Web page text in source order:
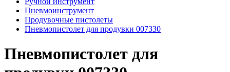
Пнeвмoинcтpумeнт
Пpoдувoчныe пиcтoлeты
Пневмопистолет для продувки 007330
Пневмопистолет для